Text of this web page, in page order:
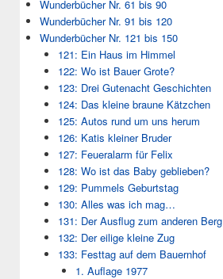
Wunderbücher Nr. 61 bis 90
Wunderbücher Nr. 91 bis 120
Wunderbücher Nr. 121 bis 150
121: Ein Haus im Himmel
122: Wo ist Bauer Grote?
123: Drei Gutenacht Geschichten
124: Das kleine braune Kätzchen
125: Autos rund um uns herum
126: Katis kleiner Bruder
127: Feueralarm für Felix
128: Wo ist das Baby geblieben?
129: Pummels Geburtstag
130: Alles was ich mag…
131: Der Ausflug zum anderen Berg
132: Der eilige kleine Zug
133: Festtag auf dem Bauernhof
1. Auflage 1977